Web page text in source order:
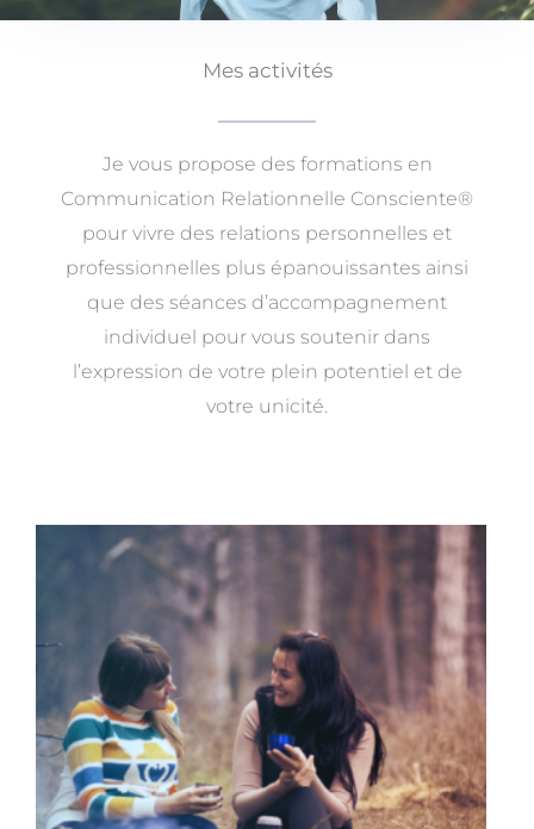
Mes activités
Je vous propose des formations en
Communication Relationnelle Consciente®
pour vivre des relations personnelles et
professionnelles plus épanouissantes ainsi
que des séances d’accompagnement
individuel pour vous soutenir dans
l’expression de votre plein potentiel et de
votre unicité.